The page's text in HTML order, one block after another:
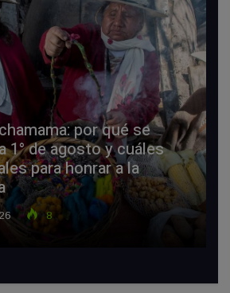
por qué se
1° de agosto y cuáles
para honrar a la
8